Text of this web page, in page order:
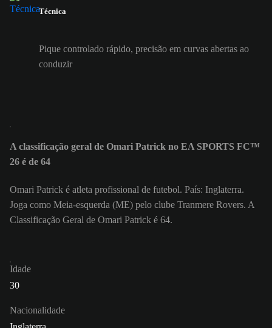
Técnica
Pique controlado rápido, precisão em curvas abertas ao
conduzir
A classificação geral de Omari Patrick no EA SPORTS FC™
26 é de 64
Omari Patrick é atleta profissional de futebol. País: Inglaterra.
Joga como Meia-esquerda (ME) pelo clube Tranmere Rovers. A
Classificação Geral de Omari Patrick é 64.
Idade
30
Nacionalidade